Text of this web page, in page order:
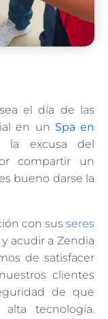
el día de las
en un Spa en
la excusa del
compartir un
bueno darse la
con sus seres
acudir a Zendia
de satisfacer
clientes
de que
tecnología.